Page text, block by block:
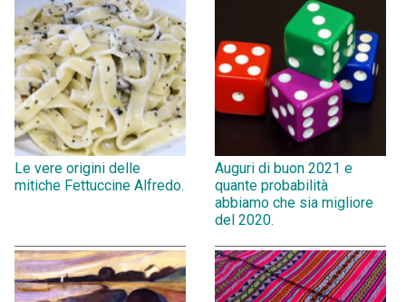
Le vere origini delle
mitiche Fettuccine Alfredo.
Auguri di buon 2021 e
quante probabilità
abbiamo che sia migliore
del 2020.